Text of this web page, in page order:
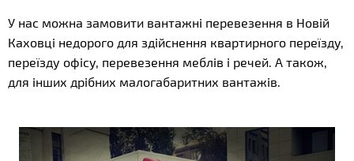
У нас можна замовити вантажні перевезення в Новій
Каховці недорого для здійснення квартирного переїзду,
переїзду офісу, перевезення меблів і речей. А також,
для інших дрібних малогабаритних вантажів.